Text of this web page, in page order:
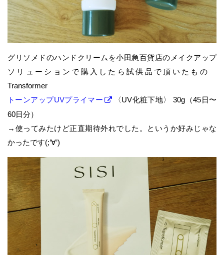
グリソメドのハンドクリームを小田急百貨店のメイクアップ
ソリューションで購入したら試供品で頂いたもの
Transformer
トーンアップUVプライマー
〈UV化粧下地〉 30g（45日〜
60日分）
→使ってみたけど正直期待外れでした。というか好みじゃな
かったです(;’∀’)